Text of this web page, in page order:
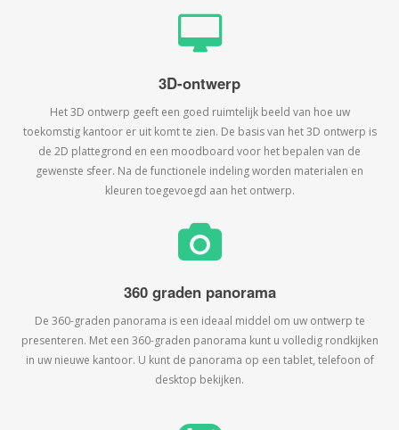
3D-ontwerp
Het 3D ontwerp geeft een goed ruimtelijk beeld van hoe uw
toekomstig kantoor er uit komt te zien. De basis van het 3D ontwerp is
de 2D plattegrond en een moodboard voor het bepalen van de
gewenste sfeer. Na de functionele indeling worden materialen en
kleuren toegevoegd aan het ontwerp.
360 graden panorama
De 360-graden panorama is een ideaal middel om uw ontwerp te
presenteren. Met een 360-graden panorama kunt u volledig rondkijken
in uw nieuwe kantoor. U kunt de panorama op een tablet, telefoon of
desktop bekijken.